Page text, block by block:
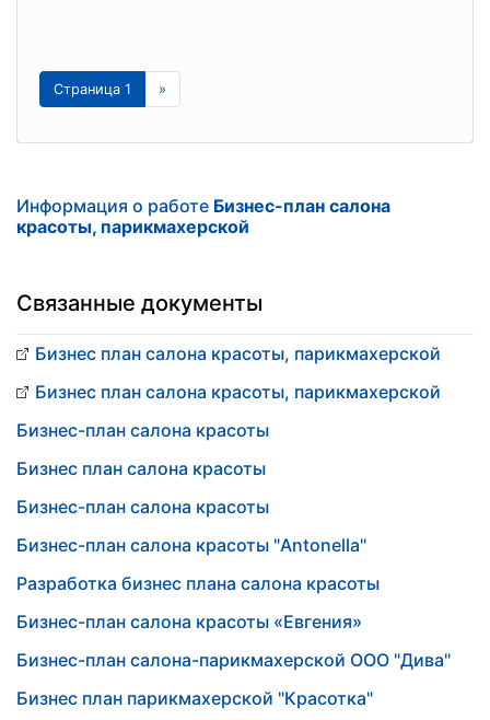
Страница 1 »
Информация о работе Бизнес-план салона
красоты, парикмахерской
Связанные документы
Бизнес план салона красоты, парикмахерской
Бизнес план салона красоты, парикмахерской
Бизнес-план салона красоты
Бизнес план салона красоты
Бизнес-план салона красоты
Бизнес-план салона красоты "Antonella"
Разработка бизнес плана салона красоты
Бизнес-план салона красоты «Евгения»
Бизнес-план салона-парикмахерской ООО "Дива"
Бизнес план парикмахерской "Красотка"